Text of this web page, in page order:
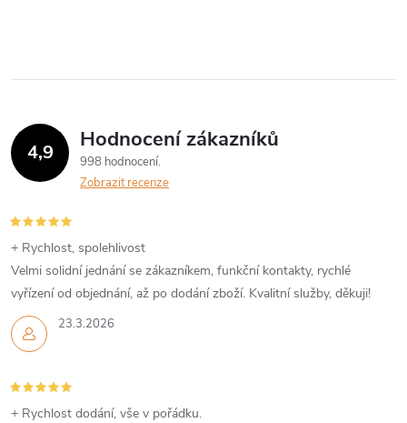
4,9 Hodnocení zákazníků
998 hodnocení
Zobrazit recenze
23.3.2026
+ Rychlost, spolehlivost
Velmi solidní jednání se zákazníkem, funkční kontakty, rychlé
vyřízení od objednání, až po dodání zboží. Kvalitní služby, děkuji!
+ Rychlost dodání, vše v pořádku.